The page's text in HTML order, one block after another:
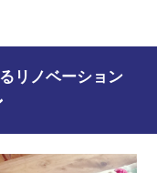
リノベーション